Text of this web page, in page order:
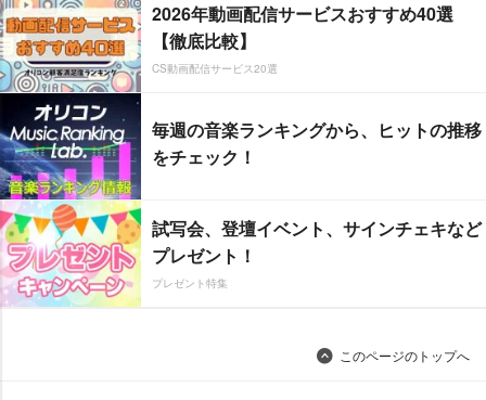
2026年動画配信サービスおすすめ40選
【徹底比較】
CS動画配信サービス20選
毎週の音楽ランキングから、ヒットの推移
をチェック！
試写会、登壇イベント、サインチェキなど
プレゼント！
プレゼント特集
このページのトップへ